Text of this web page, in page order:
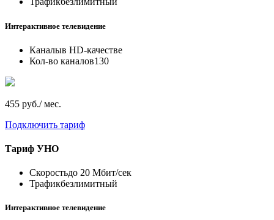
Интерактивное телевидение
Каналыв HD-качестве
Кол-во каналов130
455 руб./ мес.
Подключить тариф
Тариф УНО
Скоростьдо 20 Мбит/сек
Трафикбезлимитный
Интерактивное телевидение